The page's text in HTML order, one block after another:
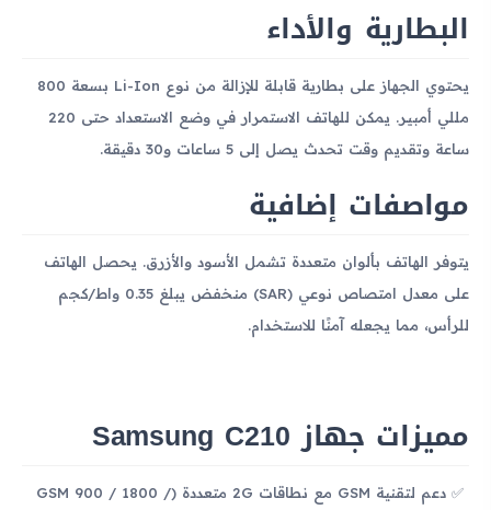
البطارية والأداء
يحتوي الجهاز على بطارية قابلة للإزالة من نوع Li-Ion بسعة 800
مللي أمبير. يمكن للهاتف الاستمرار في وضع الاستعداد حتى 220
ساعة وتقديم وقت تحدث يصل إلى 5 ساعات و30 دقيقة.
مواصفات إضافية
يتوفر الهاتف بألوان متعددة تشمل الأسود والأزرق. يحصل الهاتف
على معدل امتصاص نوعي (SAR) منخفض يبلغ 0.35 واط/كجم
للرأس، مما يجعله آمنًا للاستخدام.
مميزات جهاز Samsung C210
دعم لتقنية GSM مع نطاقات 2G متعددة (GSM 900 / 1800 /